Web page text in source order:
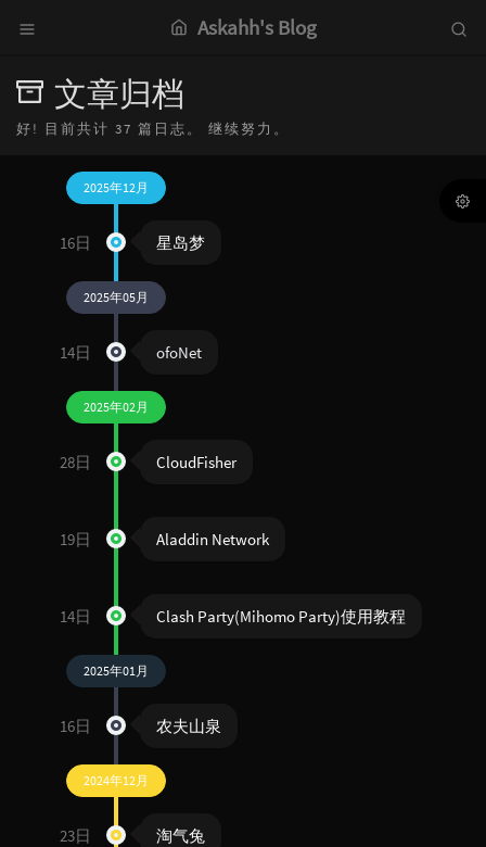
Askahh's Blog
文章归档
好! 目前共计 37 篇日志。 继续努力。
2025年12月
16日 星岛梦
2025年05月
14日 ofoNet
2025年02月
28日 CloudFisher
19日 Aladdin Network
14日 Clash Party(Mihomo Party)使用教程
2025年01月
16日 农夫山泉
2024年12月
23日 淘气兔